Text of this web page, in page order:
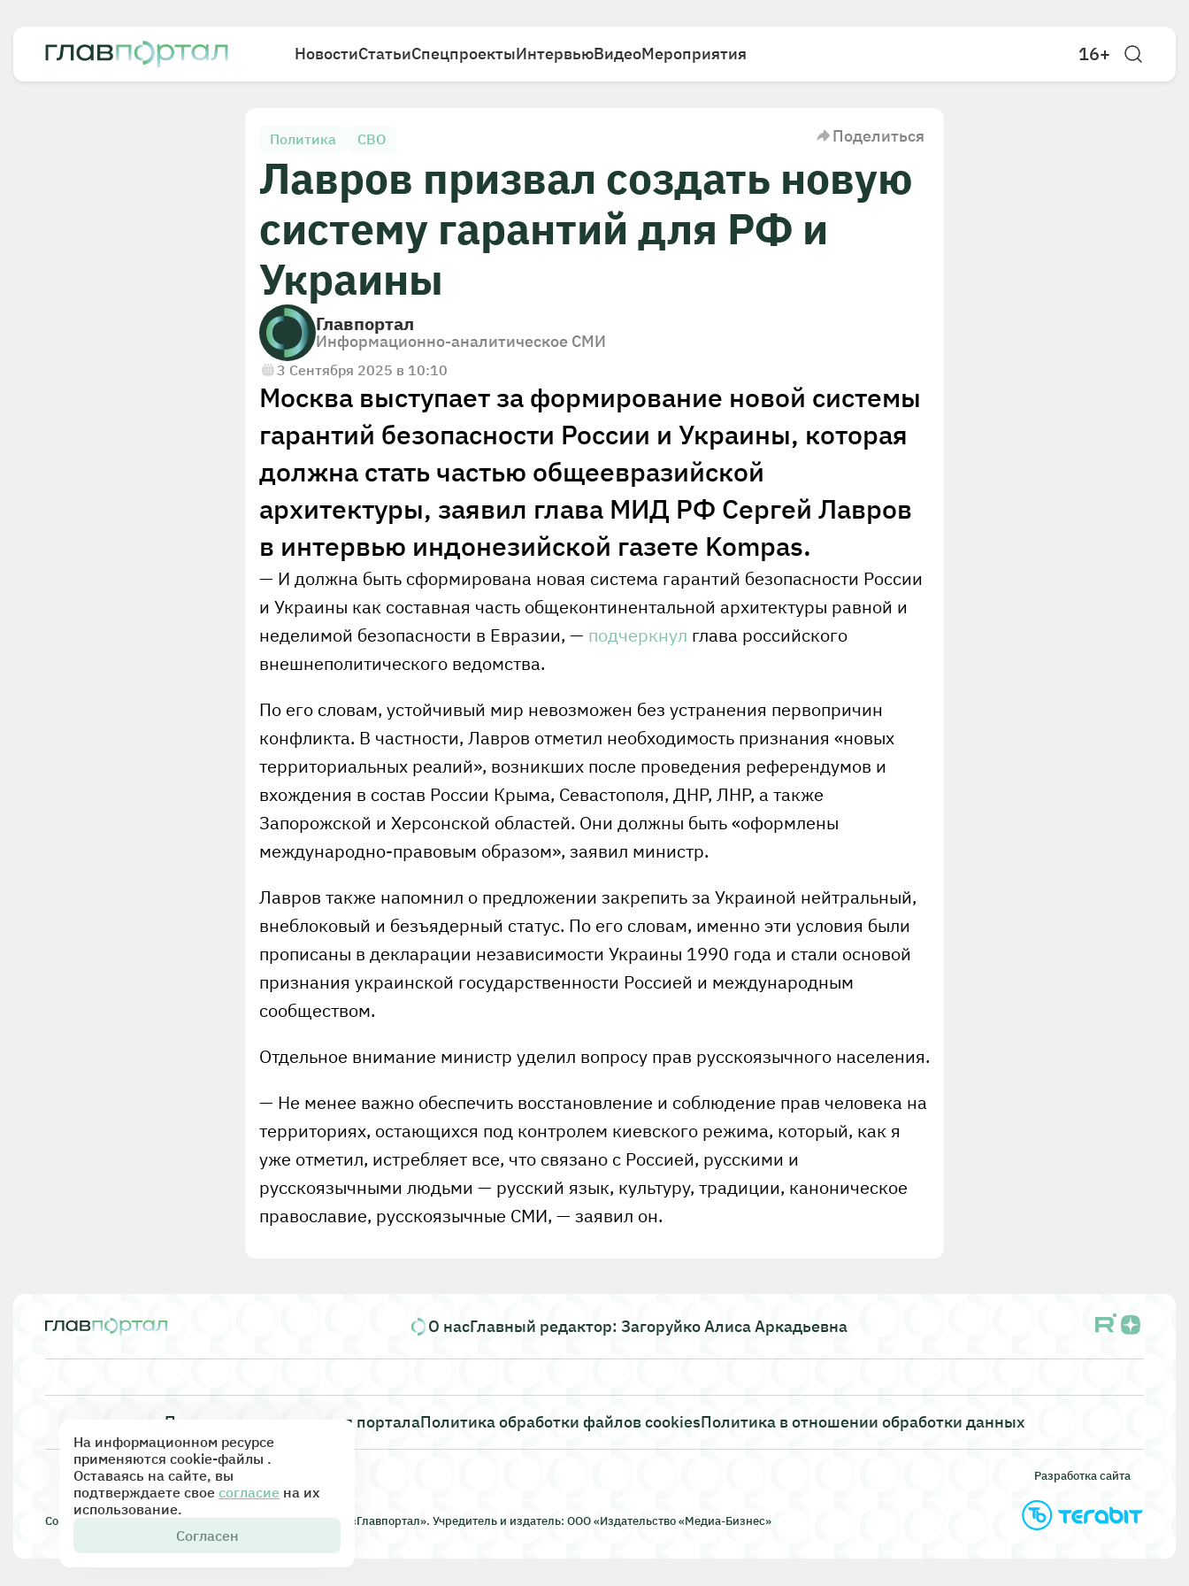
НовостиСтатьиСпецпроектыИнтервьюВидеоМероприятия 16+
На информационном ресурсе
применяются cookie-файлы .
Оставаясь на сайте, вы
подтверждаете свое согласие на их
использование.
Согласен
Политика СВО Поделиться
Лавров призвал создать новую
систему гарантий для РФ и
Украины
Главпортал
Информационно-аналитическое СМИ
3 Сентября 2025 в 10:10
Москва выступает за формирование новой системы
гарантий безопасности России и Украины, которая
должна стать частью общеевразийской
архитектуры, заявил глава МИД РФ Сергей Лавров
в интервью индонезийской газете Kompas.
— И должна быть сформирована новая система гарантий безопасности России
и Украины как составная часть общеконтинентальной архитектуры равной и
неделимой безопасности в Евразии, — подчеркнул глава российского
внешнеполитического ведомства.
По его словам, устойчивый мир невозможен без устранения первопричин
конфликта. В частности, Лавров отметил необходимость признания «новых
территориальных реалий», возникших после проведения референдумов и
вхождения в состав России Крыма, Севастополя, ДНР, ЛНР, а также
Запорожской и Херсонской областей. Они должны быть «оформлены
международно-правовым образом», заявил министр.
Лавров также напомнил о предложении закрепить за Украиной нейтральный,
внеблоковый и безъядерный статус. По его словам, именно эти условия были
прописаны в декларации независимости Украины 1990 года и стали основой
признания украинской государственности Россией и международным
сообществом.
Отдельное внимание министр уделил вопросу прав русскоязычного населения.
— Не менее важно обеспечить восстановление и соблюдение прав человека на
территориях, остающихся под контролем киевского режима, который, как я
уже отметил, истребляет все, что связано с Россией, русскими и
русскоязычными людьми — русский язык, культуру, традиции, каноническое
православие, русскоязычные СМИ, — заявил он.
О насГлавный редактор: Загоруйко Алиса Аркадьевна
Правила использования порталаПолитика обработки файлов cookiesПолитика в отношении обработки данных
Разработка сайта
Copyright © 2015 информационно-аналитическое СМИ «Главпортал». Учредитель и издатель: ООО «Издательство «Медиа-Бизнес»